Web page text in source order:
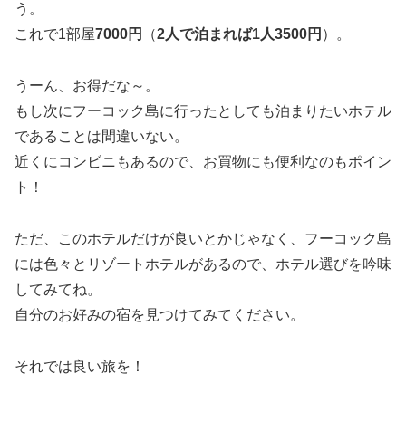
う。
これで1部屋7000円 （2人で泊まれば1人3500円 ）。
うーん、お得だな～。
もし次にフーコック島に行ったとしても泊まりたいホテル
であることは間違いない。
近くにコンビニもあるので、お買物にも便利なのもポイン
ト！
ただ、このホテルだけが良いとかじゃなく、フーコック島
には色々とリゾートホテルがあるので、ホテル選びを吟味
してみてね。
自分のお好みの宿を見つけてみてください。
それでは良い旅を！